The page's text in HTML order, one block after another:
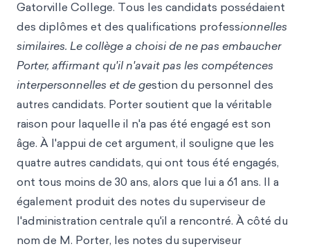
Gatorville College. Tous les candidats possédaient
des diplômes et des qualifications professionnelles
similaires. Le collège a choisi de ne pas embaucher
Porter, affirmant qu'il n'avait pas les compétences
interpersonnelles et de gestion du personnel des
autres candidats. Porter soutient que la véritable
raison pour laquelle il n'a pas été engagé est son
âge. À l'appui de cet argument, il souligne que les
quatre autres candidats, qui ont tous été engagés,
ont tous moins de 30 ans, alors que lui a 61 ans. Il a
également produit des notes du superviseur de
l'administration centrale qu'il a rencontré. À côté du
nom de M. Porter, les notes du superviseur